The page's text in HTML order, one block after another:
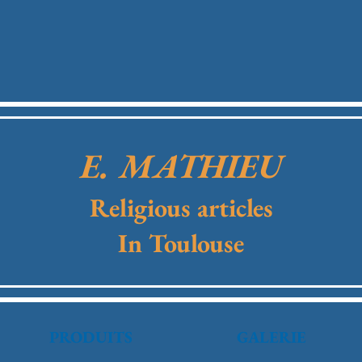
E. MATHIEU
Religious articles
In Toulouse
PRODUITS GALERIE